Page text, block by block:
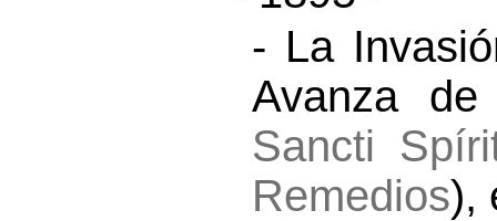
- La
Avanza
Sancti
Remedios),